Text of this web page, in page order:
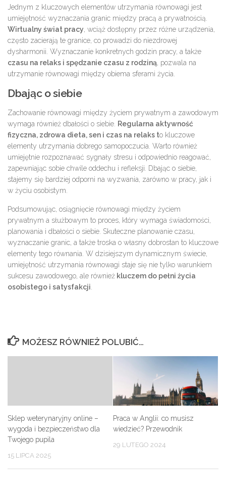
Jednym z kluczowych elementów utrzymania równowagi jest
umiejętność wyznaczania granic między pracą a prywatnością.
Wirtualny świat pracy, wciąż dostępny przez różne urządzenia,
często zacierają te granice, co prowadzi do niezdrowej
dysharmonii. Wyznaczanie konkretnych godzin pracy, a także
czasu na relaks i spędzanie czasu z rodziną, pozwala na
utrzymanie równowagi między obiema sferami życia.
Dbając o siebie
Zachowanie równowagi między życiem prywatnym a zawodowym
wymaga również dbałości o siebie. Regularna aktywność
fizyczna, zdrowa dieta, sen i czas na relaks to kluczowe
elementy utrzymania dobrego samopoczucia. Warto również
umiejętnie rozpoznawać sygnały stresu i odpowiednio reagować,
zapewniając sobie chwile oddechu i refleksji. Dbając o siebie,
stajemy się bardziej odporni na wyzwania, zarówno w pracy, jak i
w życiu osobistym.
Podsumowując, osiągnięcie równowagi między życiem
prywatnym a służbowym to proces, który wymaga świadomości,
planowania i dbałości o siebie. Skuteczne planowanie czasu,
wyznaczanie granic, a także troska o własny dobrostan to kluczowe
elementy tego równania. W dzisiejszym dynamicznym świecie,
umiejętność utrzymania równowagi staje się nie tylko warunkiem
sukcesu zawodowego, ale również kluczem do pełni życia
osobistego i satysfakcji
MOŻESZ RÓWNIEŻ POLUBIĆ…
Sklep weterynaryjny online –
wygoda i bezpieczeństwo dla
Twojego pupila
15 LIPCA 2025
Praca w Anglii: co musisz
wiedzieć? Przewodnik
29 LUTEGO 2024